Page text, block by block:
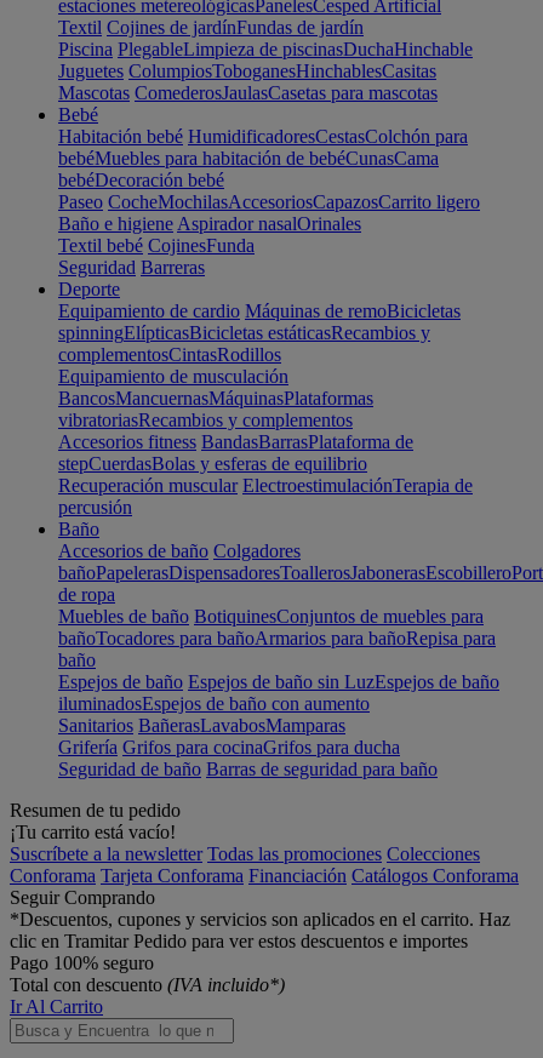
estaciones metereológicasPanelesCesped Artificial
Textil Cojines de jardínFundas de jardín
Piscina PlegableLimpieza de piscinasDuchaHinchable
Juguetes ColumpiosToboganesHinchablesCasitas
Mascotas ComederosJaulasCasetas para mascotas
Bebé
Habitación bebé HumidificadoresCestasColchón para
bebéMuebles para habitación de bebéCunasCama
bebéDecoración bebé
Paseo CocheMochilasAccesoriosCapazosCarrito ligero
Baño e higiene Aspirador nasalOrinales
Textil bebé CojinesFunda
Seguridad Barreras
Deporte
Equipamiento de cardio Máquinas de remoBicicletas
spinningElípticasBicicletas estáticasRecambios y
complementosCintasRodillos
Equipamiento de musculación
BancosMancuernasMáquinasPlataformas
vibratoriasRecambios y complementos
Accesorios fitness BandasBarrasPlataforma de
stepCuerdasBolas y esferas de equilibrio
Recuperación muscular ElectroestimulaciónTerapia de
percusión
Baño
Accesorios de baño Colgadores
bañoPapelerasDispensadoresToallerosJabonerasEscobillero
de ropa
Muebles de baño BotiquinesConjuntos de muebles para
bañoTocadores para bañoArmarios para bañoRepisa para
baño
Espejos de baño Espejos de baño sin LuzEspejos de baño
iluminadosEspejos de baño con aumento
Sanitarios BañerasLavabosMamparas
Grifería Grifos para cocinaGrifos para ducha
Seguridad de baño Barras de seguridad para baño
Resumen de tu pedido
¡Tu carrito está vacío!
Suscríbete a la newsletter Todas las promociones Colecciones
Conforama Tarjeta Conforama Financiación Catálogos Conforama
Seguir Comprando
*Descuentos, cupones y servicios son aplicados en el carrito. Haz
clic en Tramitar Pedido para ver estos descuentos e importes
Pago 100% seguro
Total con descuento (IVA incluido*)
Ir Al Carrito